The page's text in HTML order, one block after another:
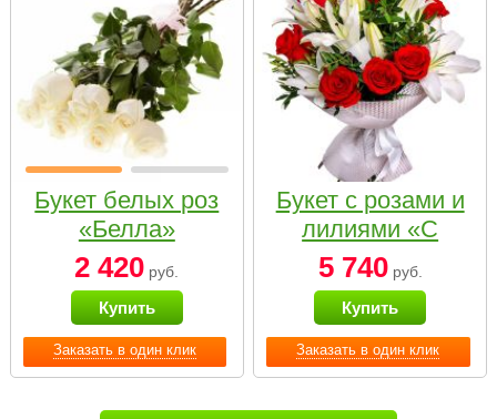
Заказать в один клик
Букет белых роз
«Белла»
2 420 руб.
Купить
Заказать в один клик
Букет с розами и
лилиями «С
наилучшими
пожеланиями»
5 740руб.
Купить